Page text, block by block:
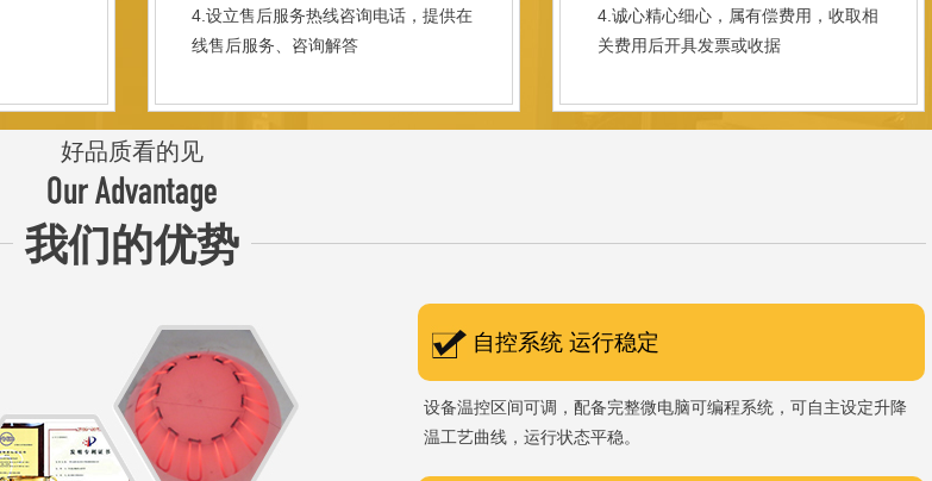
4.设立售后服务热线咨询电话，提供在
线售后服务、咨询解答
4.诚心精心细心，属有偿费用，收取相
关费用后开具发票或收据
好品质看的见
Our Advantage
我们的优势
自控系统 运行稳定
设备温控区间可调，配备完整微电脑可编程系统，可自主设定升降
温工艺曲线，运行状态平稳。